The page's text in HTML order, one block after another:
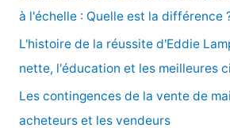
r
à l'échelle : Quelle est la différence
L'histoire de la réussite d'Eddie
nette, l'éducation et les meilleures
Les contingences de la vente de
acheteurs et les vendeurs